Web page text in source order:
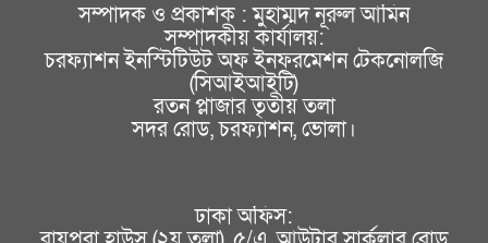
সম্পাদক ও প্রকাশক : মুহাম্মদ নূরুল আমিন
সম্পাদকীয় কার্যালয়:
চরফ্যাশন ইনস্টিটিউট অফ ইনফরমেশন টেকনোলজি
(সিআইআইটি)
রতন প্লাজার তৃতীয় তলা
সদর রোড, চরফ্যাশন, ভোলা।
ঢাকা অফিস: